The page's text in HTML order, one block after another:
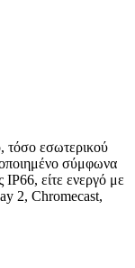
τόσο εσωτερικού
σύμφωνα
IP66, είτε ενεργό με
2, Chromecast,